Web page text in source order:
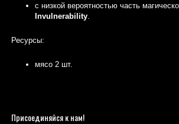
с низкой вероятностью часть
Invulnerability.
Ресурсы:
мясо 2 шт.
Присоединяйся к нам!